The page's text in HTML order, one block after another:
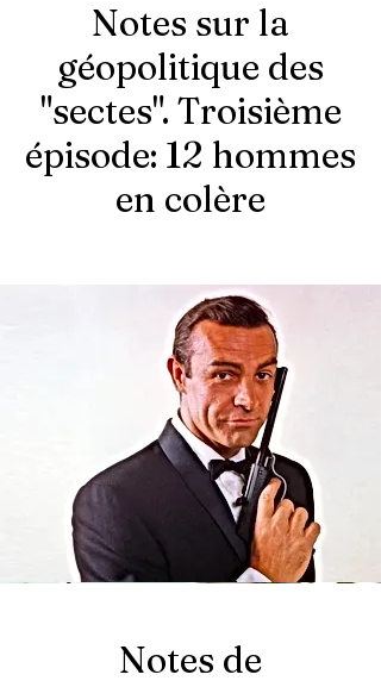
Notes sur la
géopolitique des
"sectes". Troisième
épisode: 12 hommes
en colère
Notes de